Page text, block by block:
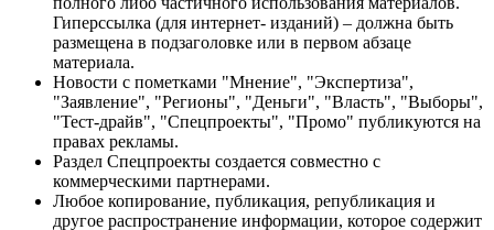
Гиперссылка (для интернет- изданий) – должна быть
размещена в подзаголовке или в первом абзаце
материала.
Новости с пометками "Мнение", "Экспертиза",
"Заявление", "Регионы", "Деньги", "Власть", "Выборы",
"Тест-драйв", "Спецпроекты", "Промо" публикуются на
правах рекламы.
Раздел Спецпроекты создается совместно с
коммерческими партнерами.
Любое копирование, публикация, републикация и
другое распространение информации, которое содержит